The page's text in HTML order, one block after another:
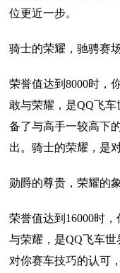
位更近一步。
骑士的荣耀，驰骋赛
荣誉值达到8000时，
敢与荣耀，是QQ飞
备了与高手一较高下
出。骑士的荣耀，是
勋爵的尊贵，荣耀的
荣誉值达到16000时
与荣耀，是QQ飞车
对你赛车技巧的认可